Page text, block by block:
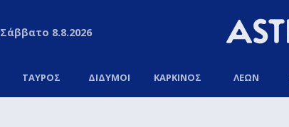
Σάββατο 8.8.2026
ΤΑΥΡΟΣ ΔΙΔΥΜΟΙ ΚΑΡΚΙΝΟΣ ΛΕΩΝ